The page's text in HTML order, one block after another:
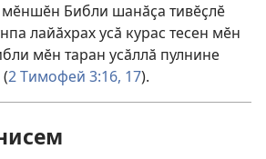
Библи шанӑҫа тивӗҫлӗ
лайӑхрах усӑ курас тесен мӗн
мӗн таран усӑллӑ пулнине
2 Тимофей 3:16, 17).